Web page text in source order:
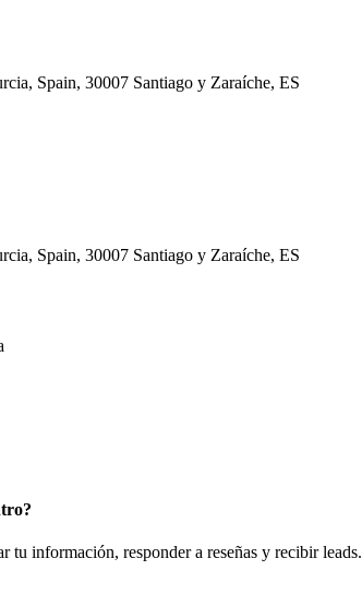
Spain, 30007 Santiago y Zaraíche, ES
Spain, 30007 Santiago y Zaraíche, ES
tu información, responder a reseñas y recibir leads.